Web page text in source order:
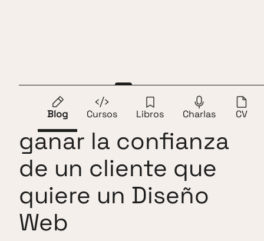
Saltar al contenido
Blog
Cursos Libros Charlas CV
12 consejos para
ganar la confianza
de un cliente que
quiere un Diseño
Web